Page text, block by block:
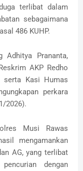
terlibat dalam
sebagaimana
486 KUHP.
Adhitya Prananta,
AKP Redho
serta Kasi Humas
perkara
2026).
Musi Rawas
mengamankan
AG, yang terlibat
dengan